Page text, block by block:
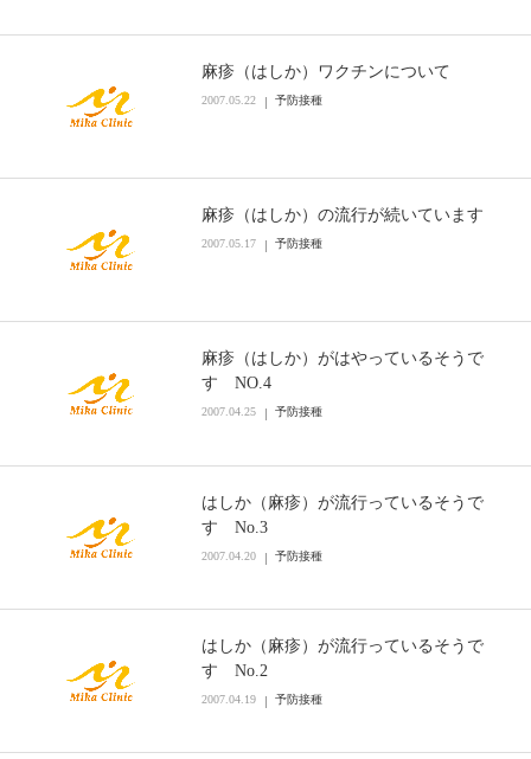
麻疹（はしか）ワクチンについて
2007.05.22 予防接種
麻疹（はしか）の流行が続いています
2007.05.17 予防接種
麻疹（はしか）がはやっているそうで
す NO.4
2007.04.25 予防接種
はしか（麻疹）が流行っているそうで
す No.3
2007.04.20 予防接種
はしか（麻疹）が流行っているそうで
す No.2
2007.04.19 予防接種